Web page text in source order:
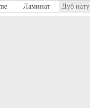
Ламинат Дуб